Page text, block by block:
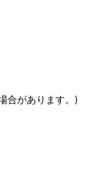
合があります。)